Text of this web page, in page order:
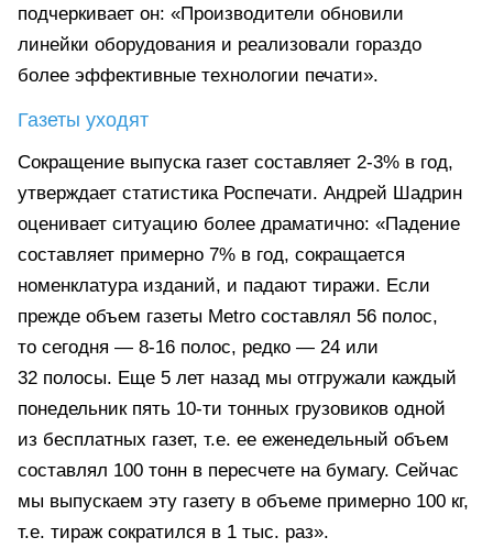
подчеркивает он: «Производители обновили
линейки оборудования и реализовали гораздо
более эффективные технологии печати».
Газеты уходят
Сокращение выпуска газет составляет 2-3% в год,
утверждает статистика Роспечати. Андрей Шадрин
оценивает ситуацию более драматично: «Падение
составляет примерно 7% в год, сокращается
номенклатура изданий, и падают тиражи. Если
прежде объем газеты Metro составлял 56 полос,
то сегодня — 8-16 полос, редко — 24 или
32 полосы. Еще 5 лет назад мы отгружали каждый
понедельник пять 10-ти тонных грузовиков одной
из бесплатных газет, т.е. ее еженедельный объем
составлял 100 тонн в пересчете на бумагу. Сейчас
мы выпускаем эту газету в объеме примерно 100 кг,
т.е. тираж сократился в 1 тыс. раз».